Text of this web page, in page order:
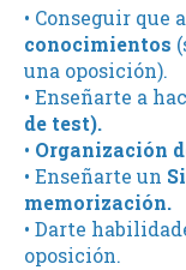
• Conseguir que
conocimientos
una oposición).
• Enseñarte a
de test).
• Organización
• Enseñarte un
memorización.
• Darte
oposición.